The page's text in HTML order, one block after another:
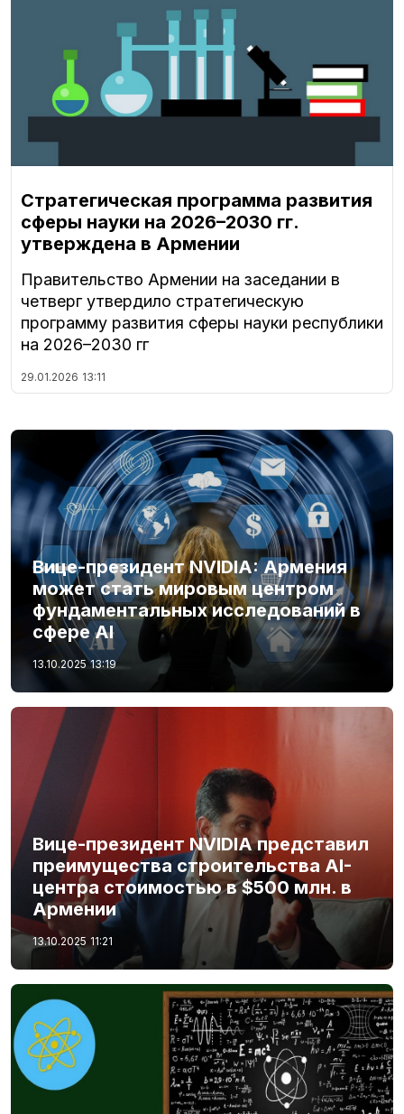
Стратегическая программа развития
сферы науки на 2026–2030 гг.
утверждена в Армении
Правительство Армении на заседании в
четверг утвердило стратегическую
программу развития сферы науки республики
на 2026–2030 гг
29.01.2026 13:11
Вице-президент NVIDIA: Армения
может стать мировым центром
фундаментальных исследований в
сфере AI
13.10.2025 13:19
Вице-президент NVIDIA представил
преимущества строительства AI-
центра стоимостью в $500 млн. в
Армении
13.10.2025 11:21